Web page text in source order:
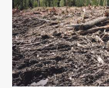
SALAIRES
À
CEUX
QUI
ENTRENT
DANS
CAÑO
CRISTALES